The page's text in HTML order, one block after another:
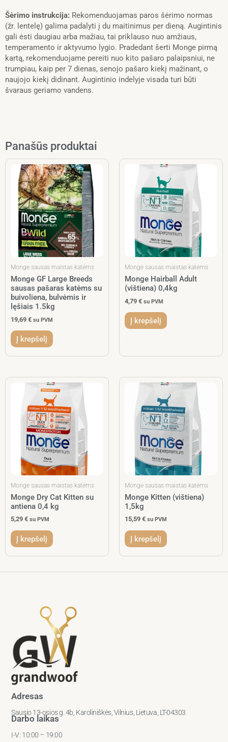
Šėrimo instrukcija: Rekomenduojamas paros šėrimo normas
(žr. lentelę) galima padalyti į du maitinimus per dieną. Augintinis
gali ėsti daugiau arba mažiau, tai priklauso nuo amžiaus,
temperamento ir aktyvumo lygio. Pradedant šerti Monge pirmą
kartą, rekomenduojame pereiti nuo kito pašaro palaipsniui, ne
trumpiau, kaip per 7 dienas, senojo pašaro kiekį mažinant, o
naujojo kiekį didinant. Augintinio indelyje visada turi būti
švaraus geriamo vandens.
Panašūs produktai
Monge sausas maistas katėms
Monge GF Large Breeds
sausas pašaras katėms su
buivoliena, bulvėmis ir
lęšiais 1.5kg
19,69 € su PVM
Į krepšelį
Monge sausas maistas katėms
Monge Hairball Adult
(vištiena) 0,4kg
4,79 € su PVM
Į krepšelį
Monge sausas maistas katėms
Monge Dry Cat Kitten su
antiena 0,4 kg
5,29 € su PVM
Į krepšelį
Monge sausas maistas katėms
Monge Kitten (vištiena)
1,5kg
15,59 € su PVM
Į krepšelį
Adresas
Sausio 13-osios g. 4b, Karoliniškės, Vilnius, Lietuva, LT-04303
Darbo laikas
I-V: 10:00 – 19:00